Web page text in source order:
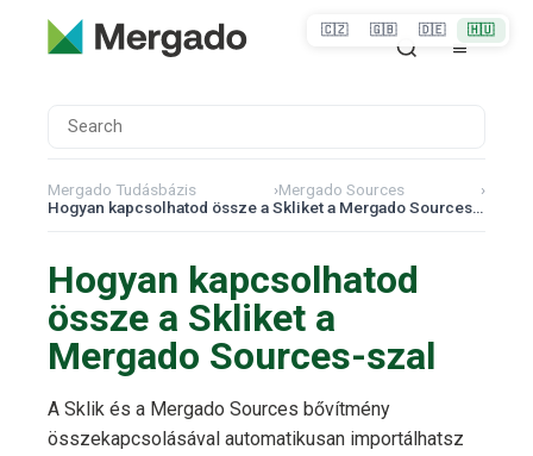
Mergado Tudásbázis ›Mergado Sources
›
Hogyan kapcsolhatod össze a Skliket a Mergado Sources-szal
Hogyan kapcsolhatod
össze a Skliket a
Mergado Sources-szal
A Sklik és a Mergado Sources bővítmény
összekapcsolásával automatikusan importálhatsz
🇨🇿 🇬🇧 🇩🇪 🇭🇺